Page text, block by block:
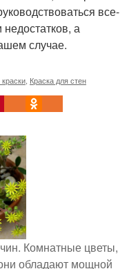
все-
а
случае.
Краска для стен
Комнатные цветы,
обладают мощной